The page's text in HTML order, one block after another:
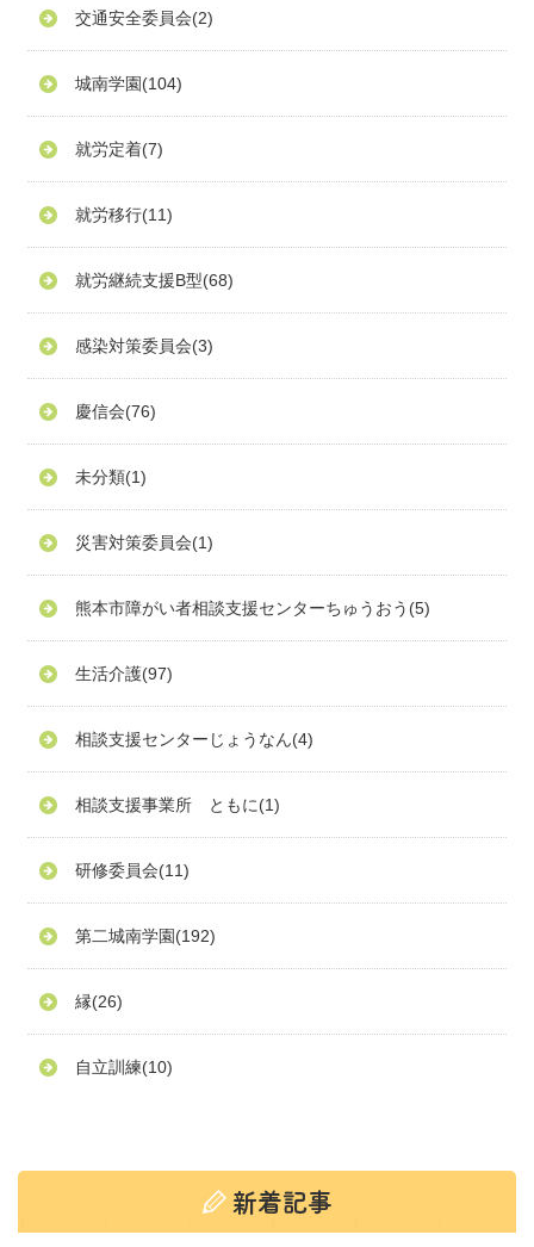
交通安全委員会(2)
城南学園(104)
就労定着(7)
就労移行(11)
就労継続支援B型(68)
感染対策委員会(3)
慶信会(76)
未分類(1)
災害対策委員会(1)
熊本市障がい者相談支援センターちゅうおう (5)
生活介護(97)
相談支援センターじょうなん(4)
相談支援事業所 ともに(1)
研修委員会(11)
第二城南学園(192)
縁(26)
自立訓練(10)